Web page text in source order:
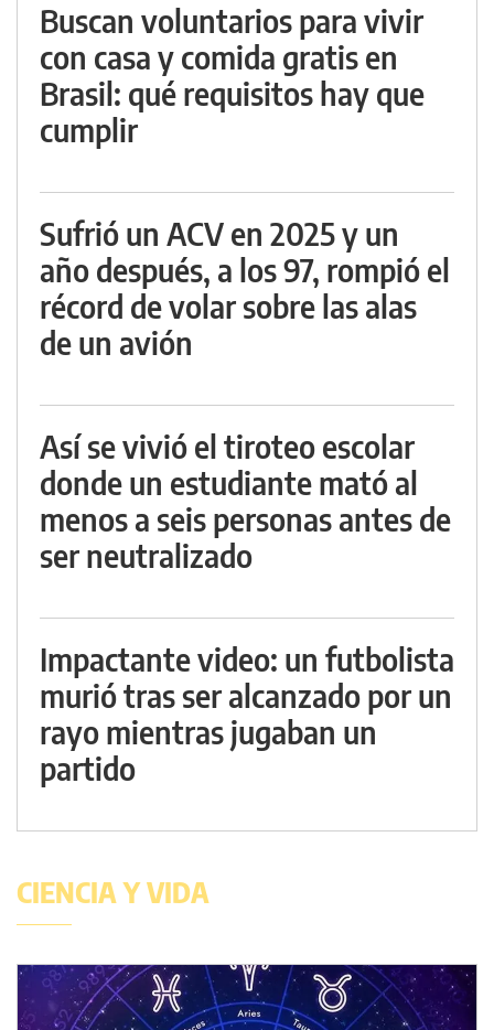
Buscan voluntarios para vivir
con casa y comida gratis en
Brasil: qué requisitos hay que
cumplir
Sufrió un ACV en 2025 y un
año después, a los 97, rompió el
récord de volar sobre las alas
de un avión
Así se vivió el tiroteo escolar
donde un estudiante mató al
menos a seis personas antes de
ser neutralizado
Impactante video: un futbolista
murió tras ser alcanzado por un
rayo mientras jugaban un
partido
CIENCIA Y VIDA